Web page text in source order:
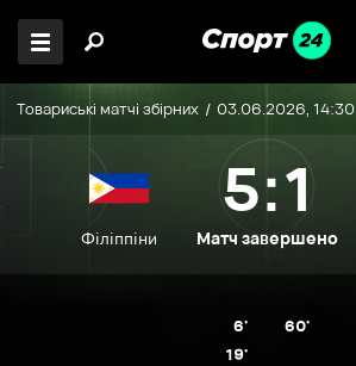
Товариські матчі збірних 03.06.2026, 14:30
Філіппіни
5:1
Матч завершено
6'
19'
60'